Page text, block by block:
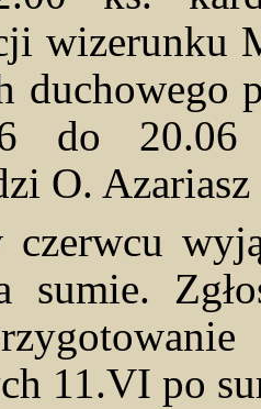
wizerunku
duchowego
do 20.06
O.
czerwcu
sumie.
11.VI po